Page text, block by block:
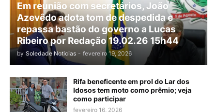
Em reunião com secretários, João
Azevêdo adota tom de despedida e
repassa bastão do governo a Lucas
Ribeiro por Redação 19.02.26 15h44
by Soledade Noticias - fevereiro 19, 2026
Rifa beneficente em prol do Lar dos
Idosos tem moto como prêmio; veja
como participar
fevereiro 16, 2026